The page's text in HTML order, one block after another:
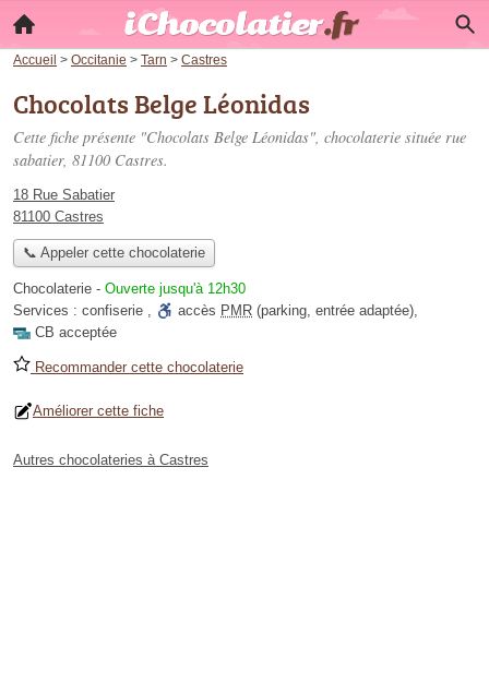
Accueil > Occitanie > Tarn > Castres
Chocolats Belge Léonidas
Cette fiche présente "Chocolats Belge Léonidas", chocolaterie située rue
sabatier, 81100 Castres.
18 Rue Sabatier
81100 Castres
📞 Appeler cette chocolaterie
Chocolaterie - Ouverte jusqu'à 12h30
Services : confiserie , accès PMR (parking, entrée adaptée),
CB acceptée
Recommander cette chocolaterie
Améliorer cette fiche
Autres chocolateries à Castres